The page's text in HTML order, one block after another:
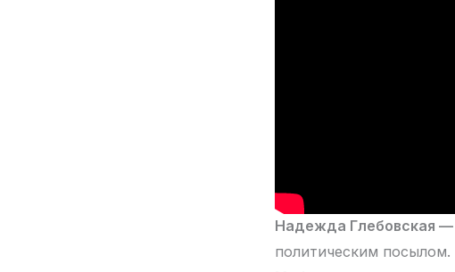
Надежда Глебовская —
политическим посылом.